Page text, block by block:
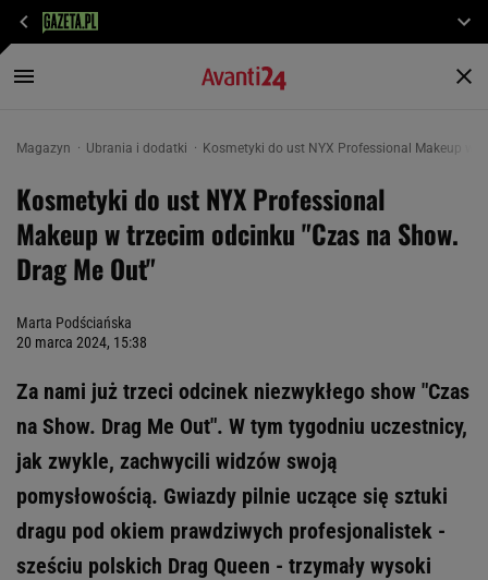
Magazyn Ubrania i dodatki Kosmetyki do ust NYX Professional Makeup w
Kosmetyki do ust NYX Professional
Makeup w trzecim odcinku "Czas na Show.
Drag Me Out"
Marta Podściańska
20 marca 2024, 15:38
Za nami już trzeci odcinek niezwykłego show "Czas
na Show. Drag Me Out". W tym tygodniu uczestnicy,
jak zwykle, zachwycili widzów swoją
pomysłowością. Gwiazdy pilnie uczące się sztuki
dragu pod okiem prawdziwych profesjonalistek -
sześciu polskich Drag Queen - trzymały wysoki